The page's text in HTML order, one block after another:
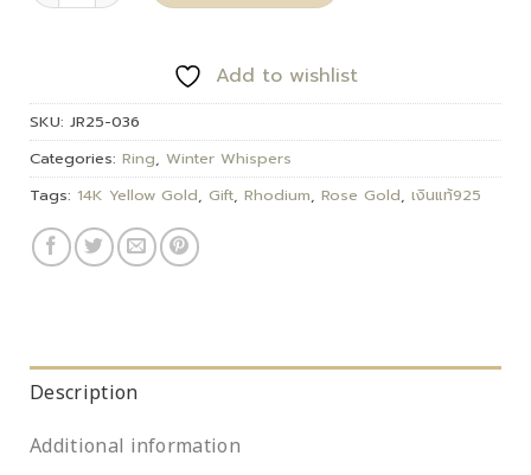
Add to wishlist
SKU: JR25-036
Categories: Ring, Winter Whispers
Tags: 14K Yellow Gold, Gift, Rhodium, Rose Gold, เงินแท้925
Description
Additional information